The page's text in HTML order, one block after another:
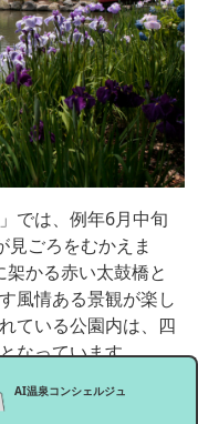
では、例年6月中旬
見ごろをむかえま
かる赤い太鼓橋と
風情ある景観が楽し
ている公園内は、四
なっています。
AI温泉コンシェルジュ